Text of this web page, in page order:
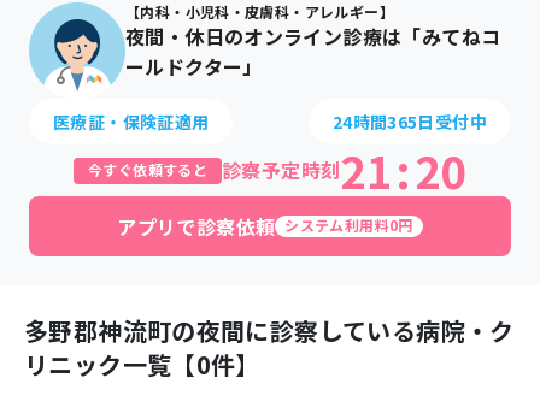
【内科・小児科・皮膚科・アレルギー】
夜間・休日のオンライン診療は「みてねコ
ールドクター」
医療証・保険証適用 24時間365日受付中
今すぐ依頼すると 診察予定時刻21:20
アプリで診察依頼 システム利用料0円
多野郡神流町の夜間に診察している病院・ク
リニック一覧【0件】